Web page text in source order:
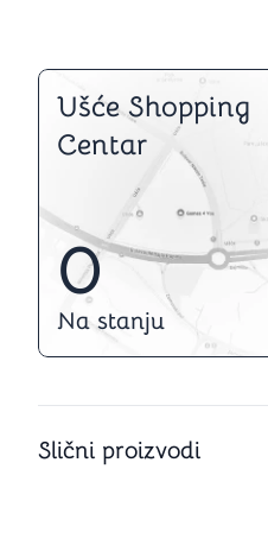
Ušće Shopping
Centar
0
Na stanju
Slični proizvodi